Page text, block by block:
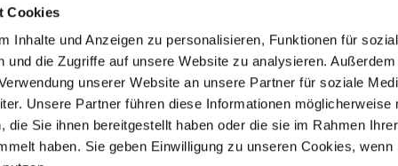
Cookies
Inhalte und Anzeigen zu personalisieren, Funktionen für
und die Zugriffe auf unsere Website zu analysieren. Außerdem
unserer Website an unsere Partner für soziale
Unsere Partner führen diese Informationen möglicherweise
die Sie ihnen bereitgestellt haben oder die sie im Rahmen Ihrer
haben. Sie geben Einwilligung zu unseren Cookies, wenn
in der Heidelberg,
Wiesbaden. Unser Team
und -kaufleuten
Eigentümern, Investoren
professionelle
beim Verkauf, der
und der Projektentwicklung.
Regionen
Aktuelles
Kontakt